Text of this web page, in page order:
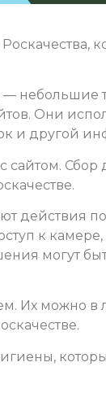
небольшие
Они
и другой
сайтом. Сбор
действия
к
могут
Их можно